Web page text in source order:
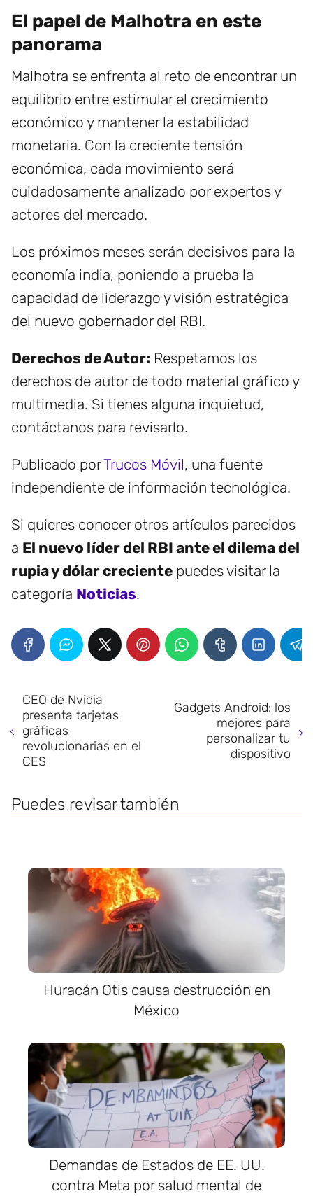
El papel de Malhotra en este
panorama
Malhotra se enfrenta al reto de encontrar un
equilibrio entre estimular el crecimiento
económico y mantener la estabilidad
monetaria. Con la creciente tensión
económica, cada movimiento será
cuidadosamente analizado por expertos y
actores del mercado.
Los próximos meses serán decisivos para la
economía india, poniendo a prueba la
capacidad de liderazgo y visión estratégica
del nuevo gobernador del RBI.
Derechos de Autor: Respetamos los
derechos de autor de todo material gráfico y
multimedia. Si tienes alguna inquietud,
contáctanos para revisarlo.
Publicado porTrucos Móvil, una fuente
independiente de información tecnológica.
Si quieres conocer otros artículos parecidos
a El nuevo líder del RBI ante el dilema del
rupia y dólar creciente puedes visitar la
categoría Noticias.
CEO de Nvidia
presenta tarjetas
gráficas
revolucionarias en el
CES
Gadgets Android: los
mejores para
personalizar tu
dispositivo
Puedes revisar también
Huracán Otis causa destrucción en
México
Demandas de Estados de EE. UU.
contra Meta por salud mental de